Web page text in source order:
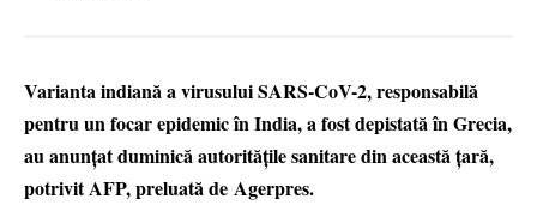
Varianta indiană a virusului SARS-CoV-2, responsabilă
pentru un focar epidemic în India, a fost depistată în Grecia,
au anunţat duminică autorităţile sanitare din această ţară,
potrivit AFP, preluată de Agerpres.